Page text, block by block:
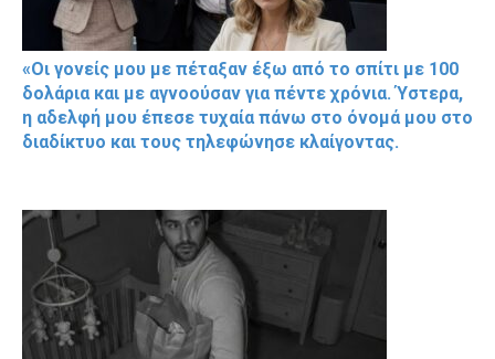
«Οι γονείς μου με πέταξαν έξω από το σπίτι με 100
δολάρια και με αγνοούσαν για πέντε χρόνια. Ύστερα,
η αδελφή μου έπεσε τυχαία πάνω στο όνομά μου στο
διαδίκτυο και τους τηλεφώνησε κλαίγοντας.